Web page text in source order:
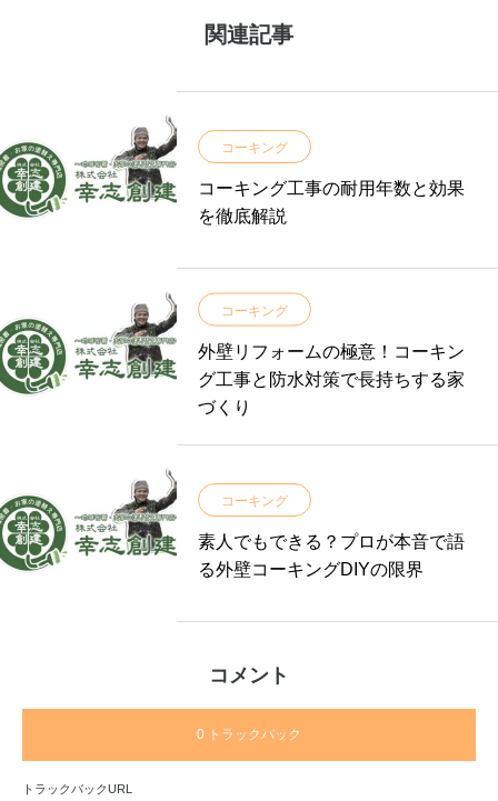
関連記事
コーキング
コーキング工事の耐用年数と効果
を徹底解説
コーキング
外壁リフォームの極意！コーキン
グ工事と防水対策で長持ちする家
づくり
コーキング
素人でもできる？プロが本音で語
る外壁コーキングDIYの限界
コメント
0 トラックバック
トラックバックURL